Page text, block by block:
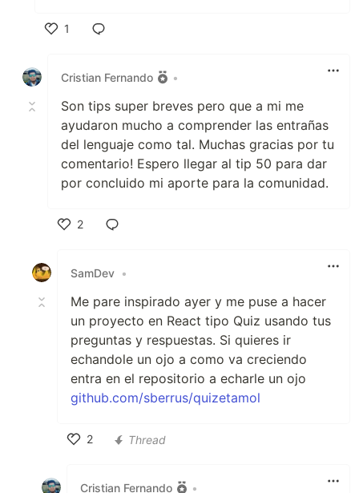
1
Cristian Fernando
•
Son tips super breves pero que a mi me
ayudaron mucho a comprender las entrañas
del lenguaje como tal. Muchas gracias por tu
comentario! Espero llegar al tip 50 para dar
por concluido mi aporte para la comunidad.
2
SamDev •
Me pare inspirado ayer y me puse a hacer
un proyecto en React tipo Quiz usando tus
preguntas y respuestas. Si quieres ir
echandole un ojo a como va creciendo
entra en el repositorio a echarle un ojo
github.com/sberrus/quizetamol
2
Thread
Cristian Fernando •